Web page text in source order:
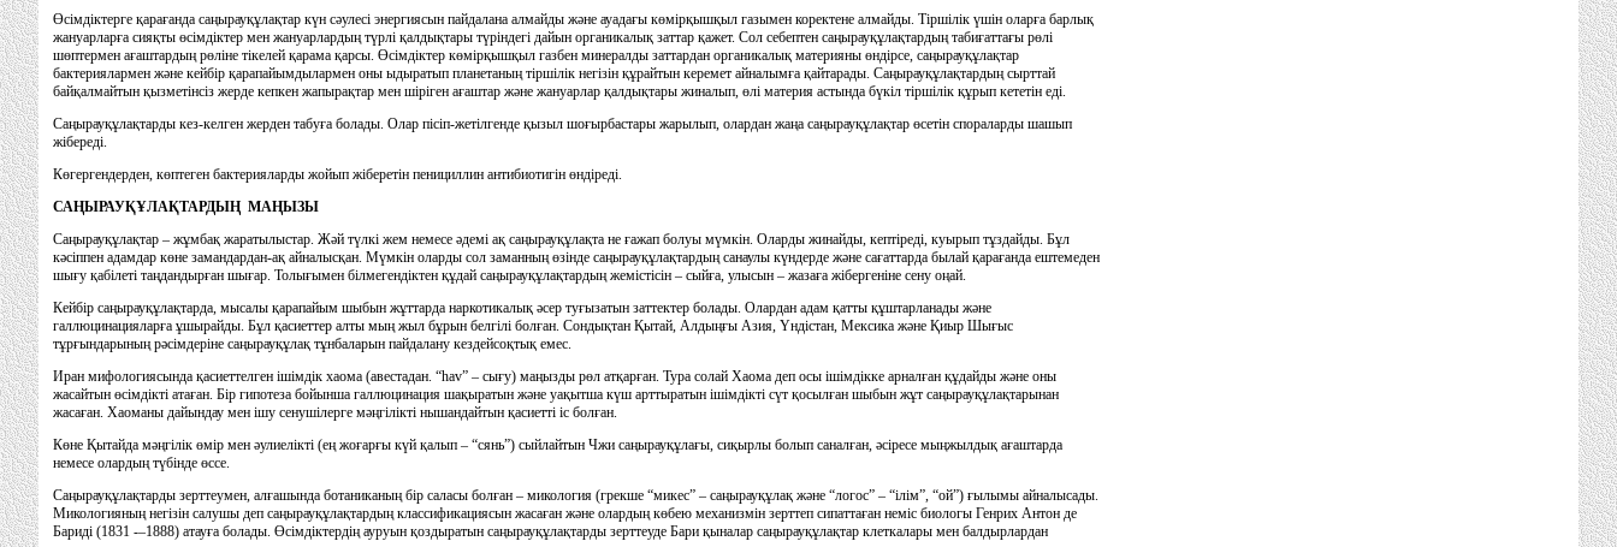
Өсiмдiктерге қарағанда саңырауқұлақтар күн сәулесi энергиясын пайдалана алмайды және ауадағы көмiрқышқыл газымен коректене алмайды. Тiршiлiк үшiн оларға барлық
жануарларға сияқты өсiмдiктер мен жануарлардың түрлi қалдықтары түрiндегi дайын органикалық заттар қажет. Сол себептен саңырауқұлақтардың табиғаттағы рөлi
шөптермен ағаштардың рөлiне тiкелей қарама қарсы. Өсiмдiктер көмiрқышқыл газбен минералды заттардан органикалық материяны өндiрсе, саңырауқұлақтар
бактериялармен және кейбiр қарапайымдылармен оны ыдыратып планетаның тiршiлiк негiзiн құрайтын керемет айналымға қайтарады. Саңырауқұлақтардың сырттай
байқалмайтын қызметiнсiз жерде кепкен жапырақтар мен шiрiген ағаштар және жануарлар қалдықтары жиналып, өлi материя астында бүкiл тiршiлiк құрып кететiн едi.
Саңырауқұлақтарды кез-келген жерден табуға болады. Олар пiсiп-жетiлгенде қызыл шоғырбастары жарылып, олардан жаңа саңырауқұлақтар өсетiн спораларды шашып
жiбередi.
Көгергендерден, көптеген бактерияларды жойып жiберетiн пенициллин антибиотигiн өндiредi.
САҢЫРАУҚҰЛАҚТАРДЫҢ МАҢЫЗЫ
Саңырауқұлақтар – жұмбақ жаратылыстар. Жәй түлкi жем немесе әдемi ақ саңырауқұлақта не ғажап болуы мүмкiн. Оларды жинайды, кептiредi, куырып тұздайды. Бұл
кәсiппен адамдар көне замандардан-ақ айналысқан. Мүмкiн оларды сол заманның өзiнде саңырауқұлақтардың санаулы күндерде және сағаттарда былай қарағанда ештемеден
шығу қабiлетi таңдандырған шығар. Толығымен бiлмегендiктен құдай саңырауқұлақтардың жемiстiсiн – сыйға, улысын – жазаға жiбергенiне сену оңай.
Кейбiр саңырауқұлақтарда, мысалы қарапайым шыбын жұттарда наркотикалық әсер туғызатын заттектер болады. Олардан адам қатты құштарланады және
галлюцинацияларға ұшырайды. Бұл қасиеттер алты мың жыл бұрын белгiлi болған. Сондықтан Қытай, Алдыңғы Азия, Үндiстан, Мексика және Қиыр Шығыс
тұрғындарының рәсiмдерiне саңырауқұлақ тұнбаларын пайдалану кездейсоқтық емес.
Иран мифологиясында қасиеттелген iшiмдiк хаома (авестадан. “hav” – сығу) маңызды рөл атқарған. Тура солай Хаома деп осы iшiмдiкке арналған құдайды және оны
жасайтын өсiмдiктi атаған. Бiр гипотеза бойынша галлюцинация шақыратын және уақытша күш арттыратын iшiмдiктi сүт қосылған шыбын жұт саңырауқұлақтарынан
жасаған. Хаоманы дайындау мен iшу сенушiлерге мәңгiлiктi нышандайтын қасиеттi iс болған.
Көне Қытайда мәңгiлiк өмiр мен әулиелiктi (ең жоғарғы күй қалып – “сянь”) сыйлайтын Чжи саңырауқұлағы, сиқырлы болып саналған, әсiресе мыңжылдық ағаштарда
немесе олардың түбiнде өссе.
Саңырауқұлақтарды зерттеумен, алғашында ботаниканың бiр саласы болған – микология (грекше “микес” – саңырауқұлақ және “логос” – “iлiм”, “ой”) ғылымы айналысады.
Микологияның негiзiн салушы деп саңырауқұлақтардың классификациясын жасаған және олардың көбею механизмiн зерттеп сипаттаған немiс биологы Генрих Антон де
Баридi (1831 -–1888) атауға болады. Өсiмдiктердiң ауруын қоздыратын саңырауқұлақтарды зерттеуде Бари қыналар саңырауқұлақтар клеткалары мен балдырлардан